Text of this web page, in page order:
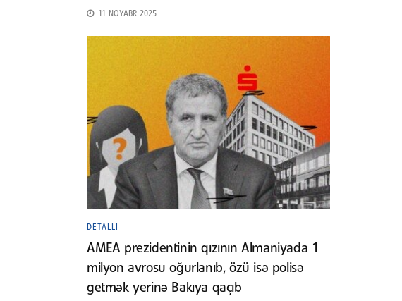
11 NOYABR 2025
DETALLI
AMEA prezidentinin qızının Almaniyada 1
milyon avrosu oğurlanıb, özü isə polisə
getmək yerinə Bakıya qaçıb